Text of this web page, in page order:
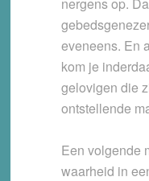
eveneens. En
kom je
gelovigen die
ontstellende
Een volgende
waarheid in